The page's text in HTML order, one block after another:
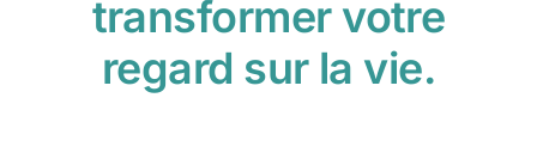
transformer votre
regard sur la vie.